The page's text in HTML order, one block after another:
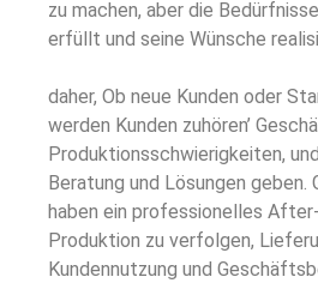
zu machen, aber die
erfüllt und seine Wünsche
daher, Ob neue Kunden oder
werden Kunden zuhören’
Produktionsschwierigkeiten,
Beratung und Lösungen geben.
haben ein professionelles
Produktion zu verfolgen,
Kundennutzung und